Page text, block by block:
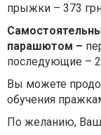
прыжки – 373
парашютом –
последующие –
Вы можете
обучения
По желанию,